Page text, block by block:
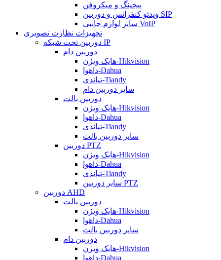
پیجینگ و میکروفن
ویدئو کنفرانس و دوربین SIP
سایر لوازم جانبی VoIP
تجهیزات نظارت تصویری
دوربین تحت شبکه IP
دوربین دام
هایک ویژن-Hikvision
داهوا-Dahua
تیاندی-Tiandy
سایر دوربین دام
دوربین بالت
هایک ویژن-Hikvision
داهوا-Dahua
تیاندی-Tiandy
سایر دوربین بالت
دوربین PTZ
هایک ویژن-Hikvision
داهوا-Dahua
تیاندی-Tiandy
سایر دوربین PTZ
دوربین AHD
دوربین بالت
هایک ویژن-Hikvision
داهوا-Dahua
سایر دوربین بالت
دوربین دام
هایک ویژن-Hikvision
داهوا-Dahua